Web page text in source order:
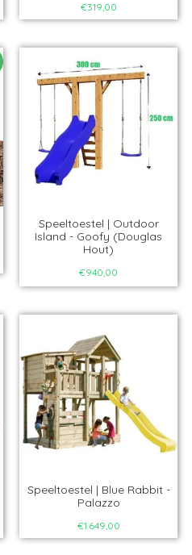
€319,00
Speeltoestel | Outdoor
Island - Goofy (Douglas
Hout)
€940,00
Speeltoestel | Blue Rabbit -
Palazzo
€1.649,00